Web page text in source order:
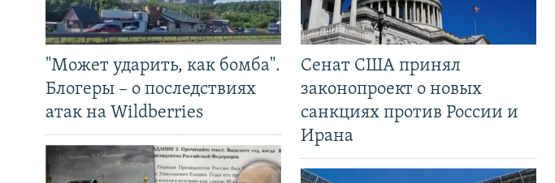
"Может ударить, как бомба".
Блогеры – о последствиях
атак на Wildberries
Сенат США принял
законопроект о новых
санкциях против России и
Ирана